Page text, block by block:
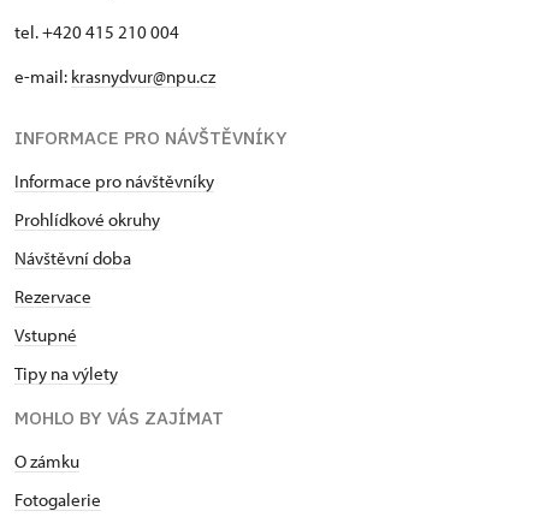
tel. +420 415 210 004
e-mail: krasnydvur@npu.cz
INFORMACE PRO NÁVŠTĚVNÍKY
Informace pro návštěvníky
Prohlídkové okruhy
Návštěvní doba
Rezervace
Vstupné
Tipy na výlety
MOHLO BY VÁS ZAJÍMAT
O zámku
Fotogalerie